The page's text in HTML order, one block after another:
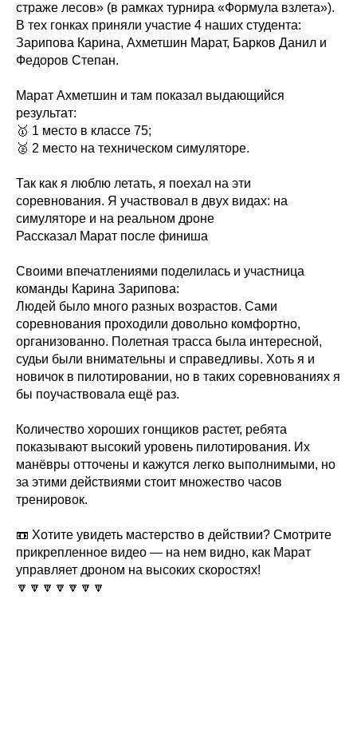
страже лесов» (в рамках турнира «Формула взлета»).
В тех гонках приняли участие 4 наших студента:
Зарипова Карина, Ахметшин Марат, Барков Данил и
Федоров Степан.
Марат Ахметшин и там показал выдающийся
результат:
🥇 1 место в классе 75;
🥈 2 место на техническом симуляторе.
Так как я люблю летать, я поехал на эти
соревнования. Я участвовал в двух видах: на
симуляторе и на реальном дроне
Рассказал Марат после финиша
Своими впечатлениями поделилась и участница
команды Карина Зарипова:
Людей было много разных возрастов. Сами
соревнования проходили довольно комфортно,
организованно. Полетная трасса была интересной,
судьи были внимательны и справедливы. Хоть я и
новичок в пилотировании, но в таких соревнованиях я
бы поучаствовала ещё раз.
Количество хороших гонщиков растет, ребята
показывают высокий уровень пилотирования. Их
манёвры отточены и кажутся легко выполнимыми, но
за этими действиями стоит множество часов
тренировок.
📼 Хотите увидеть мастерство в действии? Смотрите
прикрепленное видео — на нем видно, как Марат
управляет дроном на высоких скоростях!
🔽🔽🔽🔽🔽🔽🔽